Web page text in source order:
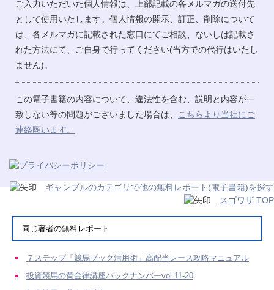
ご入力いただいた個人情報は、上部記載の各メルマガの送付先
として使用いたします。個人情報の開示、訂正、削除について
は、各メルマガに記載された窓口にてご相談、ないしは記載さ
れた方法にて、ご自身で行ってください(当方での代行はいたし
ません)。
この電子書籍の内容について、違法性を含む、説明と内容が一
致しない等の問題がございました場合は、
こちらより当社にご
連絡願います。
ギャンブルのカテゴリで他の無料レポート(電子書籍)を探す
スゴワザ TOP
同じ著者の無料レポート
７ステップ「競馬ブック活用術」高配当レース攻略マニュアル
投資競馬の黄金律講座バックナンバーvol.11-20